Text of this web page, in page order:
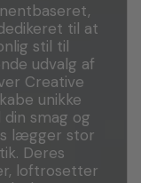
til at
stil til
udvalg af
Creative
unikke
smag og
lægger stor
Deres
loftrosetter